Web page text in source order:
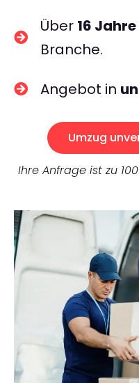
Über 16
Branche.
Angebot in
Umzug
Ihre Anfrage ist zu